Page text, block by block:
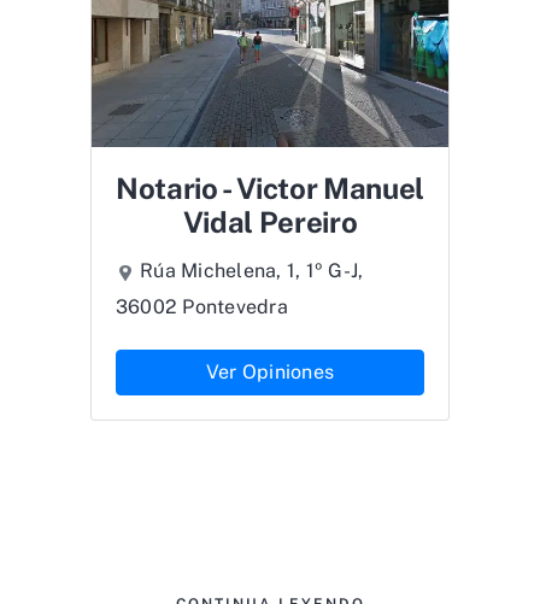
Notario - Victor Manuel
Vidal Pereiro
Rúa Michelena, 1, 1º G-J,
36002 Pontevedra
Ver Opiniones